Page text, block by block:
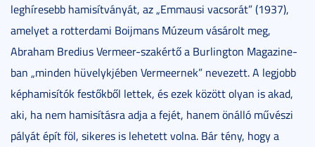
leghíresebb hamisítványát, az „Emmausi vacsorát” (1937),
amelyet a rotterdami Boijmans Múzeum vásárolt meg,
Abraham Bredius Vermeer-szakértő a Burlington Magazine-
ban „minden hüvelykjében Vermeernek” nevezett. A legjobb
képhamisítók festőkből lettek, és ezek között olyan is akad,
aki, ha nem hamisításra adja a fejét, hanem önálló művészi
pályát épít föl, sikeres is lehetett volna. Bár tény, hogy a